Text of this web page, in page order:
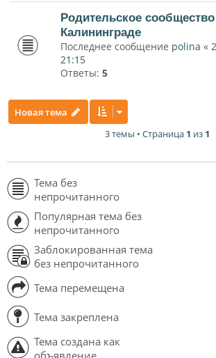
Родительское
Калининграде
Последнее сообщение polina «
21:15
Ответы: 5
Новая тема
3 темы • Страница 1 из 1
Тема без
непрочитанного
Популярная тема без
непрочитанного
Заблокированная тема
без непрочитанного
Тема перемещена
Тема закреплена
Тема создана как
объявление